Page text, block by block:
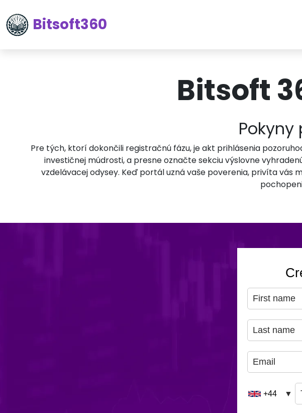
Bitsoft360
Bitsoft
Pre tých, ktorí dokončili registračnú fázu, je akt prihlásenia
investičnej múdrosti, a presne označte sekciu výslovne
vzdelávacej odysey. Keď portál uzná vaše poverenia, privíta